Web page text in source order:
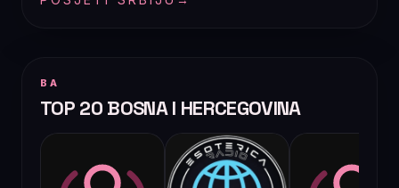
BA
TOP 20 BOSNA I HERCEGOVINA